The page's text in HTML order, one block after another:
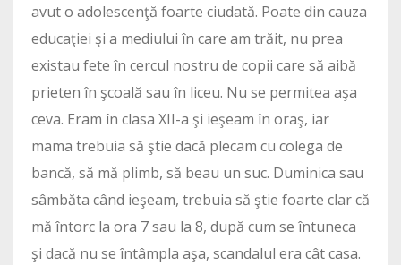
avut o adolescenţă foarte ciudată. Poate din cauza
educaţiei şi a mediului în care am trăit, nu prea
existau fete în cercul nostru de copii care să aibă
prieten în şcoală sau în liceu. Nu se permitea aşa
ceva. Eram în clasa XII-a şi ieşeam în oraş, iar
mama trebuia să ştie dacă plecam cu colega de
bancă, să mă plimb, să beau un suc. Duminica sau
sâmbăta când ieşeam, trebuia să ştie foarte clar că
mă întorc la ora 7 sau la 8, după cum se întuneca
şi dacă nu se întâmpla aşa, scandalul era cât casa.